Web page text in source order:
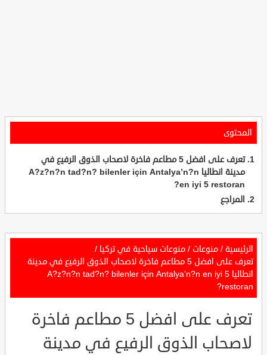
المحتوى
تعرف على افضل 5 مطاعم فاخرة لاصحاب الذوق الرفيع في
مدينة انطاليا A?z?n?n tad?n? bilenler için Antalya’n?n
en iyi 5 restoran?
المراجع
الرئيسية / منوعات / منوعات سياحية في تركيا /
تعرف على افضل 5 مطاعم فاخرة لاصحاب الذوق الرفيع في مدينة
انطاليا A?z?n?n tad?n? bilenler için Antalya’n?n en iyi 5
restoran?
تعرف على افضل 5 مطاعم فاخرة
لاصحاب الذوق الرفيع في مدينة